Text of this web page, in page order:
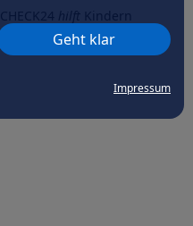
Geht klar
Impressum
CHECK24hilftder Natur